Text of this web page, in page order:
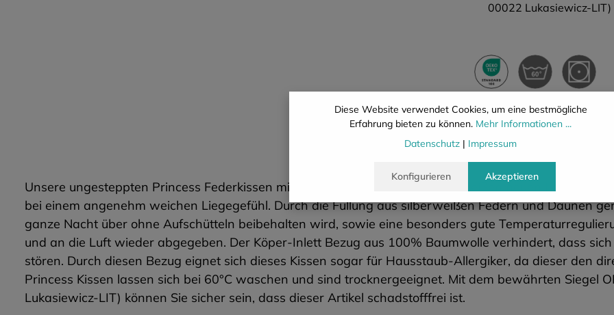
00022 Lukasiewicz-LIT)
Beschreibung Eigenschaften
Unsere ungesteppten Princess Federkissen mit einer Füllung aus 85% silberweißen neuen Federn
bei einem angenehm weichen Liegegefühl. Durch die Füllung aus silberweißen Federn und Daunen
ganze Nacht über ohne Aufschütteln beibehalten wird, sowie eine besonders gute
und an die Luft wieder abgegeben. Der Köper-Inlett Bezug aus 100% Baumwolle verhindert, dass
stören. Durch diesen Bezug eignet sich dieses Kissen sogar für Hausstaub-Allergiker, da dieser den
Princess Kissen lassen sich bei 60°C waschen und sind trocknergeeignet. Mit dem bewährten Siegel
Lukasiewicz-LIT) können Sie sicher sein, dass dieser Artikel schadstofffrei ist.
Diese Website verwendet Cookies, um eine bestmögliche
Erfahrung bieten zu können. Mehr Informationen ...
Datenschutz | Impressum
Konfigurieren Akzeptieren